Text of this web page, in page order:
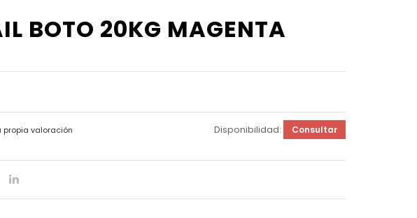
BOTO 20KG MAGENTA
propia valoración Disponibilidad: Consultar